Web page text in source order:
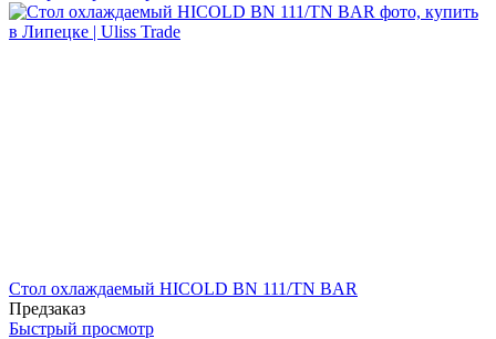
Стол охлаждаемый HICOLD BN 111/TN BAR
Предзаказ
Быстрый просмотр